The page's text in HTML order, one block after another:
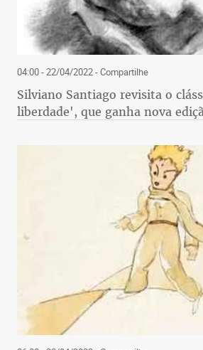
04:00 - 22/04/2022- Compartilhe
Silviano Santiago revisita o
liberdade', que ganha nova